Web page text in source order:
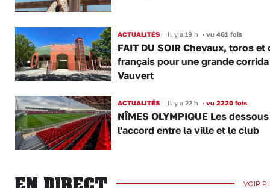
ACTUALITÉS Il y a 19 h •vu 461 fois
FAIT DU SOIR Chevaux, toros et
français pour une grande corrida
Vauvert
ACTUALITÉS Il y a 22 h •vu 2220 fois
NÎMES OLYMPIQUE Les
l'accord entre la ville et le club
VOIR